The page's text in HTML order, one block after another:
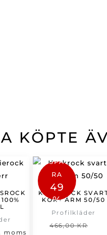
KÖPTE
moms
SPA
RA
49
%
KOCKROCK
KORT ÄRM 50/50
Profilkläder
466,00KR